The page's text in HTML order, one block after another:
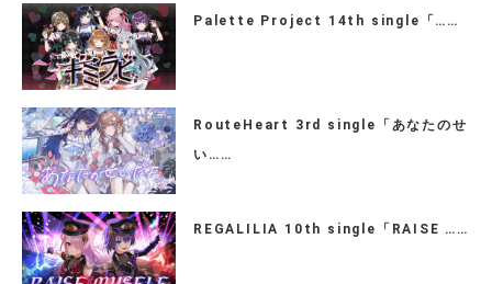
Palette Project 14th single「……
RouteHeart 3rd single「あなたのせ
い……
REGALILIA 10th single「RAISE ……